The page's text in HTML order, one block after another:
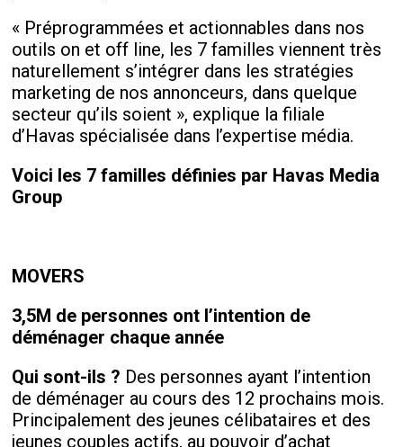
« Préprogrammées et actionnables dans nos
outils on et off line, les 7 familles viennent très
naturellement s’intégrer dans les stratégies
marketing de nos annonceurs, dans quelque
secteur qu’ils soient », explique la filiale
d’Havas spécialisée dans l’expertise média.
Voici les 7 familles définies par Havas Media
Group
MOVERS
3,5M de personnes ont l’intention de
déménager chaque année
Qui sont-ils ? Des personnes ayant l’intention
de déménager au cours des 12 prochains mois.
Principalement des jeunes célibataires et des
jeunes couples actifs, au pouvoir d’achat